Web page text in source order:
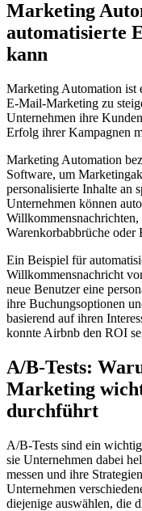
Marketing
automatisierte
kann
Marketing Automation ist
E-Mail-Marketing zu
Unternehmen ihre
Erfolg ihrer Kampagnen
Marketing Automation
Software, um
personalisierte Inhalte an
Unternehmen können
Willkommensnachrichten,
Warenkorbabbrüche
Ein Beispiel für
Willkommensnachricht
neue Benutzer eine
ihre Buchungsoptionen
basierend auf ihren
konnte Airbnb den ROI
A/B-Tests:
Marketing
durchführt
A/B-Tests sind ein
sie Unternehmen dabei
messen und ihre
Unternehmen
diejenige auswählen, die